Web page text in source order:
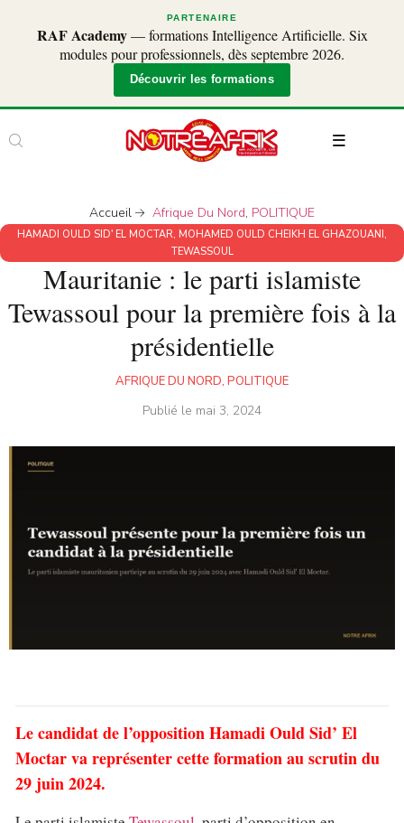
PARTENAIRE
RAF Academy— formations Intelligence Artificielle. Six
modules pour professionnels, dès septembre 2026.
Découvrir les formations
Accueil Afrique Du Nord, POLITIQUE
HAMADI OULD SID' EL MOCTAR, MOHAMED OULD CHEIKH EL GHAZOUANI,
TEWASSOUL
Mauritanie : le parti islamiste
Tewassoul pour la première fois à la
présidentielle
AFRIQUE DU NORD, POLITIQUE
Publié le mai 3, 2024
Le candidat de l’opposition Hamadi Ould Sid’ El
Moctar va représenter cette formation au scrutin du
29 juin 2024.